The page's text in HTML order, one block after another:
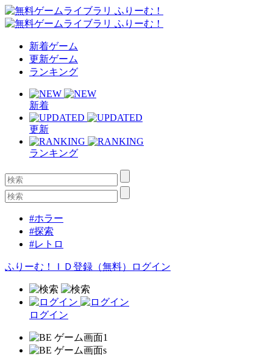
新着ゲーム
更新ゲーム
ランキング
新着
更新
ランキング
#ホラー
#探索
#レトロ
ふりーむ！ＩＤ登録（無料） ログイン
ログイン